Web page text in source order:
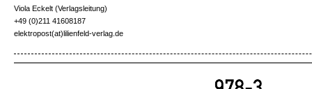
Viola Eckelt (Verlagsleitung)
+49 (0)211 41608187
elektropost(at)lilienfeld-verlag.de